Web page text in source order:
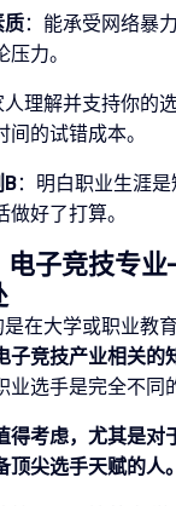
质：能承受网络暴
力。
人理解并支持你的
的试错成本。
B：明白职业生涯
好了打算。
电子竞技专
在大学或职业教
子竞技产业相关的
业选手是完全不同
得考虑，尤其是对
顶尖选手天赋的人。